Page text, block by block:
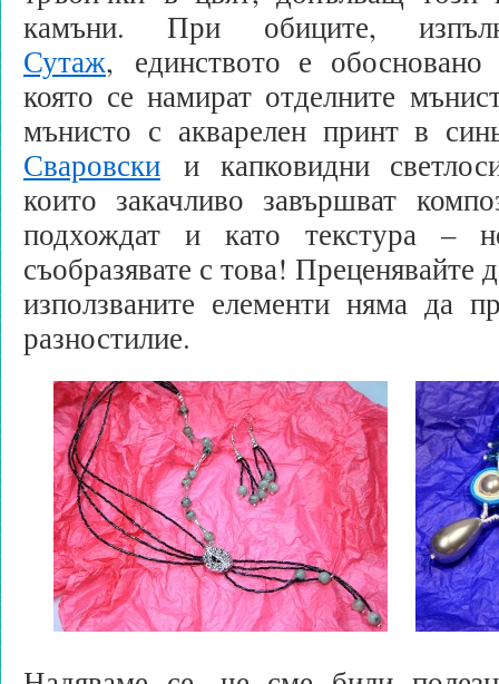
камъни. При обиците,
Сутаж, единството е
която се намират отделните
мънисто с акварелен принт в
Сваровски и капковидни
които закачливо завършват
подхождат и като текстура –
съобразявате с това! Преценявайте
използваните елементи няма да
разностилие.